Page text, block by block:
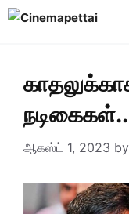
Skip
நடிகைகள்..
ஆகஸ்ட் 1, 2023 by